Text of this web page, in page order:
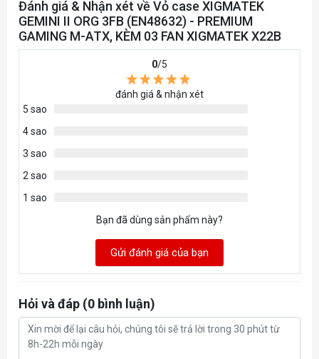
Đánh giá & Nhận xét về Vỏ case XIGMATEK
GEMINI II ORG 3FB (EN48632) - PREMIUM
GAMING M-ATX, KÈM 03 FAN XIGMATEK X22B
0/5
đánh giá & nhận xét
5 sao
4 sao
3 sao
2 sao
1 sao
Bạn đã dùng sản phẩm này?
Gửi đánh giá của bạn
Hỏi và đáp (0 bình luận)